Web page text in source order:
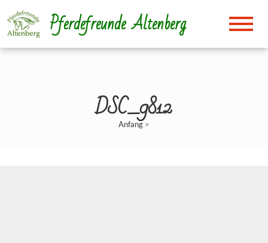
zum
Inhalt
Pferdefreunde Altenberg
DSC_9812
Anfang >